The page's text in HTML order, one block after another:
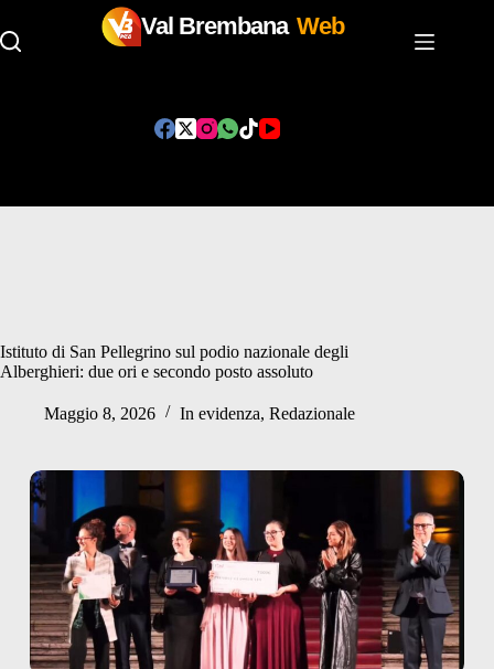
Val Brembana Web
Istituto di San Pellegrino sul podio nazionale degli
Alberghieri: due ori e secondo posto assoluto
Maggio 8, 2026 In evidenza, Redazionale